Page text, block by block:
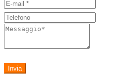
Invia